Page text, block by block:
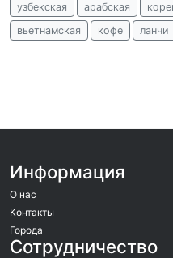
узбекская
арабская
вьетнамская
кофе ланчи
Информация
О нас
Контакты
Города
Сотрудничество